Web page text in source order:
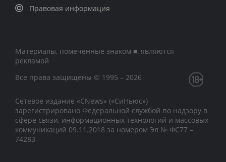
Правовая информация
Материалы, помеченные знаком ■, являются
рекламой
Все права защищены © 1995 – 2026
Сетевое издание «CNews» («СиНьюс»)
зарегистрировано Федеральной службой по надзору в
сфере связи, информационных технологий и массовых
коммуникаций 09.11.2018 за номером Эл № ФС77 –
74283